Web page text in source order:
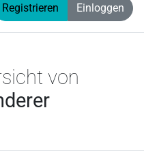
Registrieren Einloggen
von